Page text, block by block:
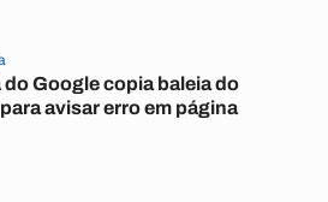
do Google copia baleia do
avisar erro em página